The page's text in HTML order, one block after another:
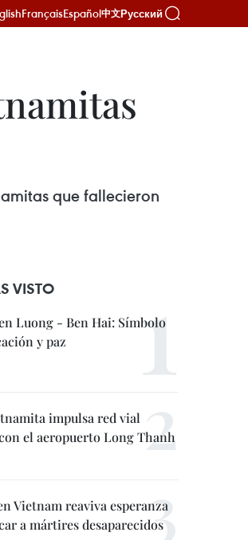
FrançaisEspañol中文Русский
que fallecieron
VISTO
Luong - Ben Hai: Símbolo
y paz
impulsa red vial
el aeropuerto Long Thanh
Vietnam reaviva esperanza
a mártires desaparecidos